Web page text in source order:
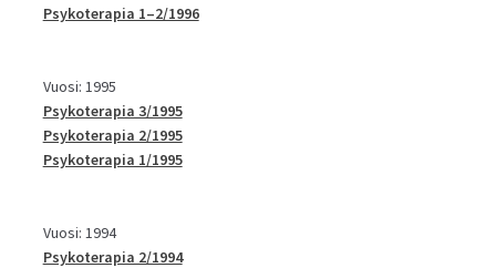
Psykoterapia 1–2/1996
Vuosi: 1995
Psykoterapia 3/1995
Psykoterapia 2/1995
Psykoterapia 1/1995
Vuosi: 1994
Psykoterapia 2/1994